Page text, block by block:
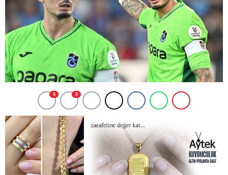
0 0